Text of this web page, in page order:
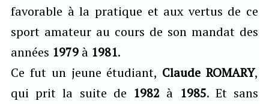
favorable à la pratique et aux vertus de ce
sport amateur au cours de son mandat des
années 1979 à 1981.
Ce fut un jeune étudiant, Claude ROMARY,
qui prit la suite de 1982 à 1985. Et sans